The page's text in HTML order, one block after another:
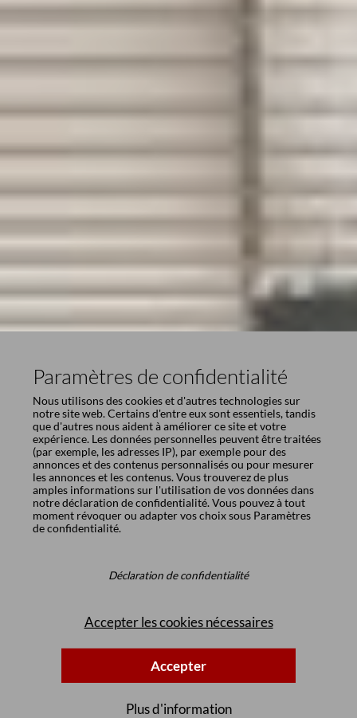
Paramètres de confidentialité
Nous utilisons des cookies et d'autres technologies sur
notre site web. Certains d'entre eux sont essentiels, tandis
que d'autres nous aident à améliorer ce site et votre
expérience. Les données personnelles peuvent être traitées
(par exemple, les adresses IP), par exemple pour des
annonces et des contenus personnalisés ou pour mesurer
les annonces et les contenus. Vous trouverez de plus
amples informations sur l'utilisation de vos données dans
notredéclaration de confidentialité. Vous pouvez à tout
moment révoquer ou adapter vos choix sous Paramètres
de confidentialité.
Déclaration de confidentialité
Accepter les cookies nécessaires
Accepter
Plus d'information